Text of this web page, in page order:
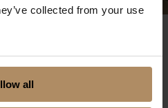
collected from your use
all
møter og